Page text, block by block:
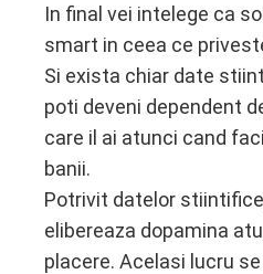
In final vei intelege ca
smart in ceea ce
Si exista chiar date
poti deveni dependent
care il ai atunci cand
banii.
Potrivit datelor
elibereaza dopamina
placere. Acelasi lucru